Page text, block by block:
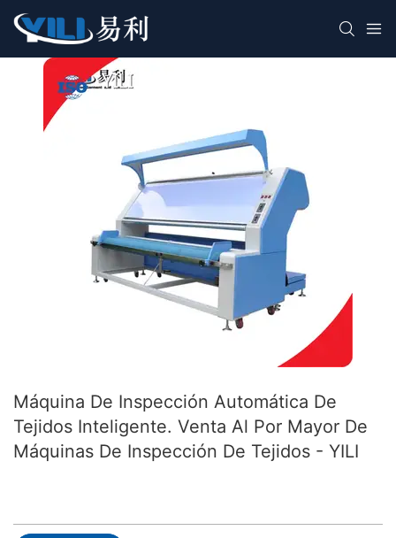
Máquina De Inspección Automática De
Tejidos Inteligente. Venta Al Por Mayor De
Máquinas De Inspección De Tejidos - YILI